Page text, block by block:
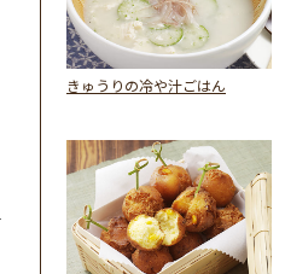
きゅうりの冷や汁ごはん